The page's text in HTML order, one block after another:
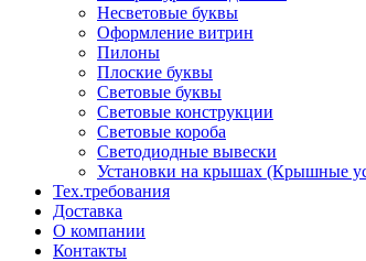
Несветовые буквы
Оформление витрин
Пилоны
Плоские буквы
Световые буквы
Световые конструкции
Световые короба
Светодиодные вывески
Установки на крышах (Крышные
Тех.требования
Доставка
О компании
Контакты